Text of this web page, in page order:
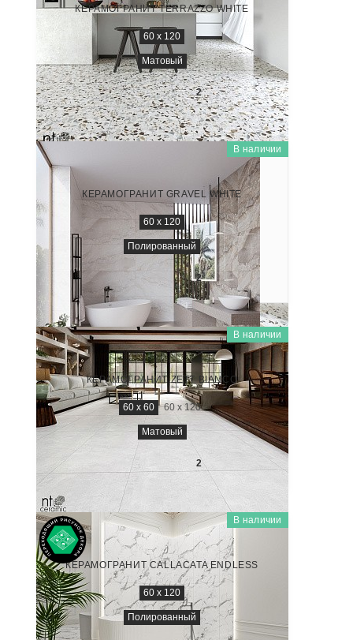
КЕРАМОГРАНИТ TERRAZZO WHITE
60 x 120
Матовый
2 600 ₽/м2
В наличии
КЕРАМОГРАНИТ GRAVEL WHITE
60 x 120
Полированный
2 600 ₽/м2
В наличии
CEMENTO
NTT996000M
КЕРАМОГРАНИТ ZETT BIANCO
60 x 60 60 x 120
Матовый
2 200 ₽/м2
В наличии
MARMO
NTT99507P
КЕРАМОГРАНИТ CALLACATA ENDLESS
60 x 120
Полированный